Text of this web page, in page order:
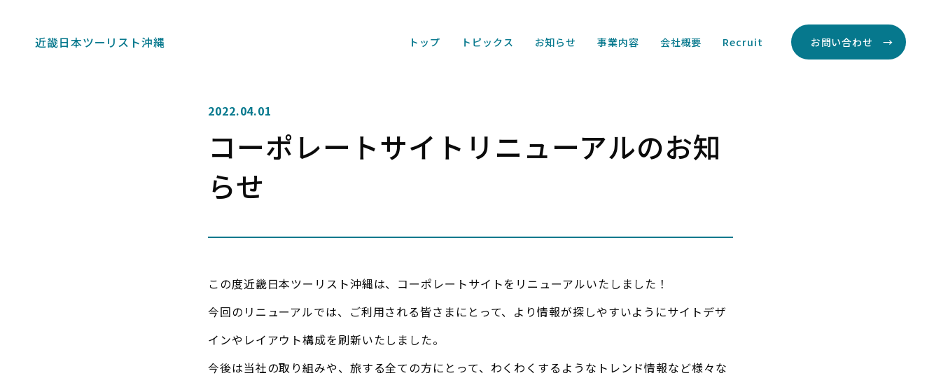
近畿日本ツーリスト沖縄 トップ トピックス お知らせ 事業内容 会社概要 Recruit お問い合わせ
2022.04.01
コーポレートサイトリニューアルのお知
らせ
この度近畿日本ツーリスト沖縄は、コーポレートサイトをリニューアルいたしました！
今回のリニューアルでは、ご利用される皆さまにとって、より情報が探しやすいようにサイトデザ
インやレイアウト構成を刷新いたしました。
今後は当社の取り組みや、旅する全ての方にとって、わくわくするようなトレンド情報など様々な